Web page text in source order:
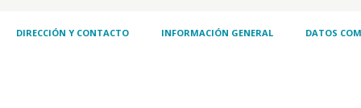
DIRECCIÓN Y CONTACTO INFORMACIÓN GENERAL DATOS